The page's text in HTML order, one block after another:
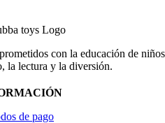
con la educación de
la lectura y la diversión.
de pago